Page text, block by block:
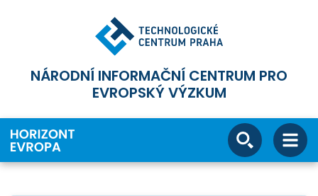
NÁRODNÍ INFORMAČNÍ CENTRUM PRO
EVROPSKÝ VÝZKUM